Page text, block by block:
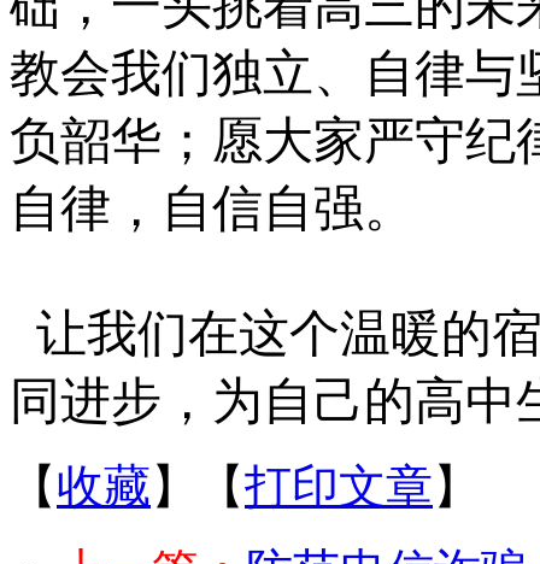
教会我们独立、自律与
负韶华；愿大家严守纪
自律，自信自强。
让我们在这个温暖的
同进步，为自己的高
【收藏】【打印文章】